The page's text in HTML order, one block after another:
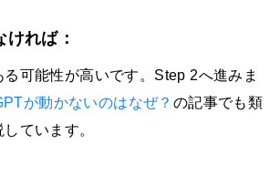
れば：
可能性が高いです。Step 2へ進みま
が動かないのはなぜ？ の記事でも類
ています。